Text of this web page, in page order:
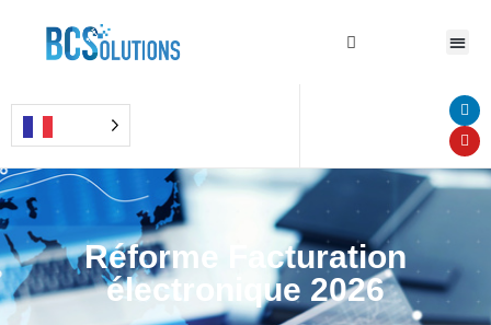
Réforme Facturation
électronique 2026